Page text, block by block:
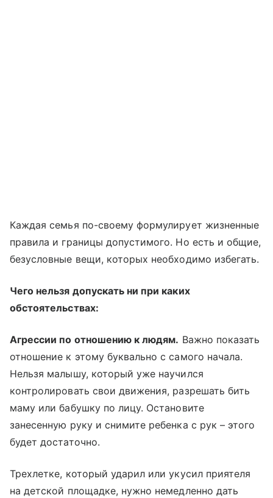
Каждая семья по-своему формулирует жизненные
правила и границы допустимого. Но есть и общие,
безусловные вещи, которых необходимо избегать.
Чего нельзя допускать ни при каких
обстоятельствах:
Агрессии по отношению к людям. Важно показать
отношение к этому буквально с самого начала.
Нельзя малышу, который уже научился
контролировать свои движения, разрешать бить
маму или бабушку по лицу. Остановите
занесенную руку и снимите ребенка с рук – этого
будет достаточно.
Трехлетке, который ударил или укусил приятеля
на детской площадке, нужно немедленно дать